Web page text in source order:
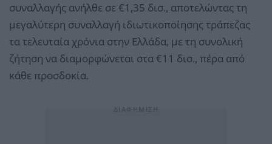
συναλλαγής ανήλθε σε €1,35 δισ., αποτελώντας τη
μεγαλύτερη συναλλαγή ιδιωτικοποίησης τράπεζας
τα τελευταία χρόνια στην Ελλάδα, με τη συνολική
ζήτηση να διαμορφώνεται στα €11 δισ., πέρα από
κάθε προσδοκία.